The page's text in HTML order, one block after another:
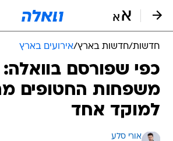
חדשות/חדשות בארץ/אירועים בארץ
כפי שפורסם
משפחות החטופים
למוקד אחד
אורי סלע